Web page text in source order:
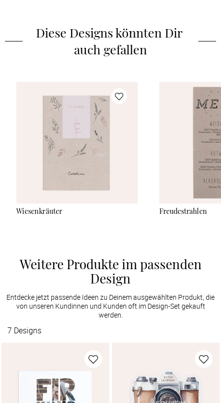
Diese Designs könnten Dir
auch gefallen
Wiesenkräuter Freudestrahlen
Weitere Produkte im passenden
Design
Entdecke jetzt passende Ideen zu Deinem ausgewählten Produkt, die
von unseren Kundinnen und Kunden oft im Design-Set gekauft
werden.
7 Designs